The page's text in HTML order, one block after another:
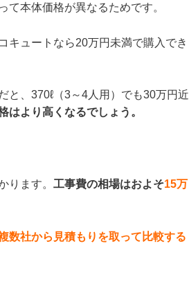
て本体価格が異なるためです。
キュートなら20万円未満で購入でき
と、370ℓ（3～4人用）でも30万円近
はより高くなるでしょう。
ります。 工事費の相場はおよそ15万
数社から見積もりを取って比較する